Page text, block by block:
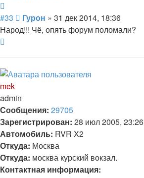
#33
Сообщение
Гурон » 31 дек 2014, 18:36
Народ!!! Чё, опять форум поломали?
mek
admin
Сообщения: 29705
Зарегистрирован: 28 июл 2005, 23:26
Автомобиль: RVR X2
Откуда: Москва
Откуда: москва курский вокзал.
Контактная информация: